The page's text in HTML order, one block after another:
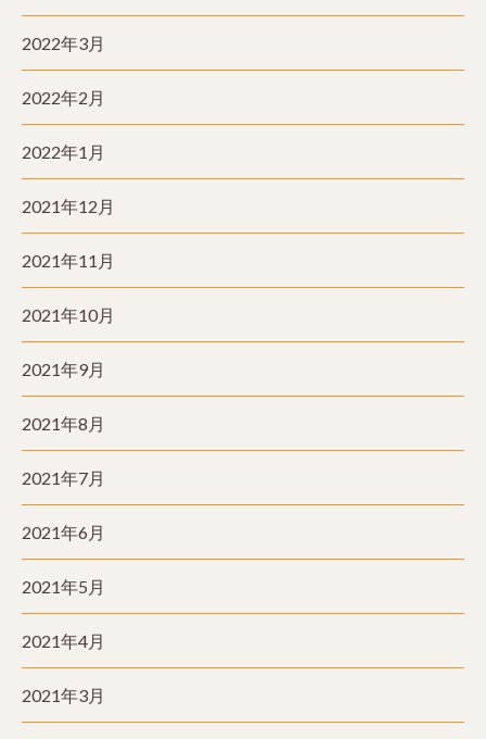
2022年3月
2022年2月
2022年1月
2021年12月
2021年11月
2021年10月
2021年9月
2021年8月
2021年7月
2021年6月
2021年5月
2021年4月
2021年3月